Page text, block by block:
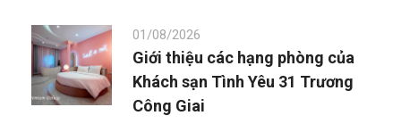
01/08/2026
Giới thiệu các hạng phòng của
Khách sạn Tình Yêu 31 Trương
Công Giai